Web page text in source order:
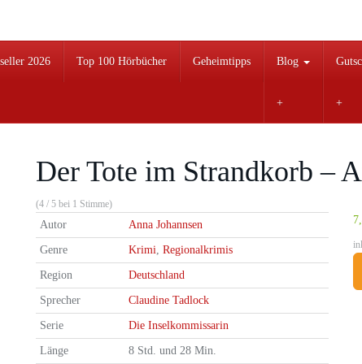
2026 Top 100 Hörbücher Geheimtipps Blog
Der Tote im Strandkorb –
(4 / 5 bei 1 Stimme)
Autor Anna Johannsen
Genre Krimi, Regionalkrimis
Region Deutschland
Sprecher Claudine Tadlock
Serie Die Inselkommissarin
Länge 8 Std. und 28 Min.